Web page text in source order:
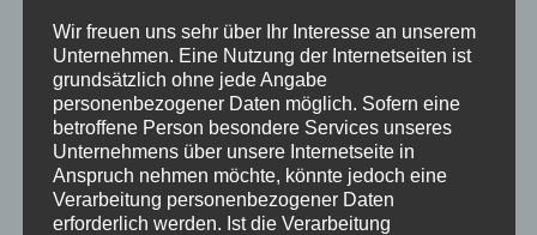
Unser Angebot enthält Links zu externen Webseiten
Dritter, auf deren Inhalte wir keinen Einfluss haben.
Deshalb können wir für diese fremden Inhalte auch
keine Gewähr übernehmen. Für die Inhalte der
verlinkten Seiten ist stets der jeweilige Anbieter oder
Wir freuen uns sehr über Ihr Interesse an unserem
Unternehmen. Eine Nutzung der Internetseiten ist
grundsätzlich ohne jede Angabe
personenbezogener Daten möglich. Sofern eine
betroffene Person besondere Services unseres
Unternehmens über unsere Internetseite in
Anspruch nehmen möchte, könnte jedoch eine
Verarbeitung personenbezogener Daten
erforderlich werden. Ist die Verarbeitung